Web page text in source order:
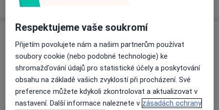
Přidejte svůj názor
36 názorů
Respektujeme vaše soukromí
Přijetím povolujete nám a našim partnerům používat
soubory cookie (nebo podobné technologie) ke
shromažďování údajů pro statistické účely a poskytování
obsahu na základě vašich zvyklostí při procházení. Své
preference můžete kdykoli zkontrolovat a aktualizovat v
nastavení. Další informace naleznete v zásadách ochrany